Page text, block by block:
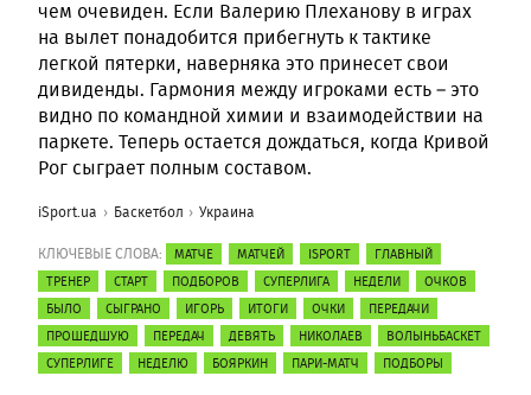
чем очевиден. Если Валерию Плеханову в играх
на вылет понадобится прибегнуть к тактике
легкой пятерки, наверняка это принесет свои
дивиденды. Гармония между игроками есть – это
видно по командной химии и взаимодействии на
паркете. Теперь остается дождаться, когда Кривой
Рог сыграет полным составом.
iSport.ua Баскетбол Украина
КЛЮЧЕВЫЕ СЛОВА: МАТЧЕ МАТЧЕЙ ISPORT
ГЛАВНЫЙ
ТРЕНЕР
СТАРТ ПОДБОРОВ СУПЕРЛИГА НЕДЕЛИ
ОЧКОВ
БЫЛО
СЫГРАНО ИГОРЬ ИТОГИ ОЧКИ
ПЕРЕДАЧИ
ПРОШЕДШУЮ
ПЕРЕДАЧ ДЕВЯТЬ НИКОЛАЕВ
ВОЛЫНЬБАСКЕТ
СУПЕРЛИГЕ
НЕДЕЛЮ БОЯРКИН ПАРИ-МАТЧ ПОДБОРЫ